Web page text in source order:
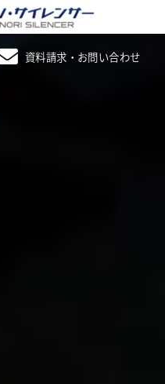
資料請求・お問い合わせ